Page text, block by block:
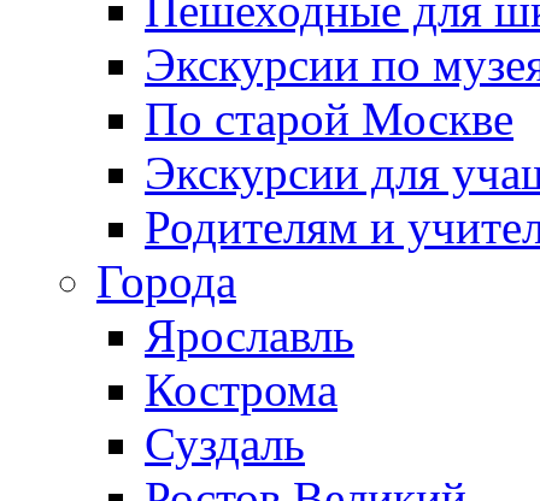
Экскурсии по
По старой Москве
Экскурсии для
Родителям и
Города
Ярославль
Кострома
Суздаль